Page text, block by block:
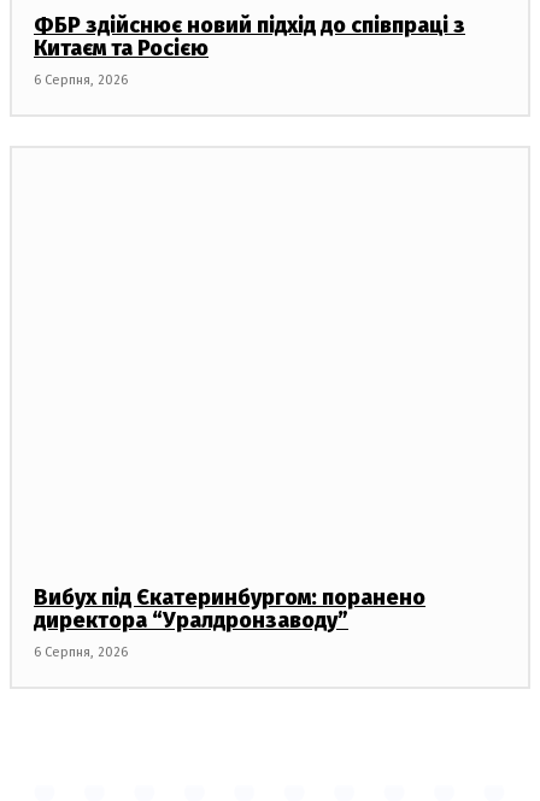
ФБР здійснює новий підхід до співпраці з
Китаєм та Росією
6 Серпня, 2026
Вибух під Єкатеринбургом: поранено
директора “Уралдронзаводу”
6 Серпня, 2026